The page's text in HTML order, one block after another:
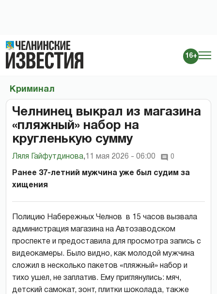
16+
Криминал
Челнинец выкрал из магазина
«пляжный» набор на
кругленькую сумму
Ляля Гайфутдинова, 11 мая 2026 - 06:00 0
Ранее 37-летний мужчина уже был судим за
хищения
Полицию Набережных Челнов в 15 часов вызвала
администрация магазина на Автозаводском
проспекте и предоставила для просмотра запись с
видеокамеры. Было видно, как молодой мужчина
сложил в несколько пакетов «пляжный» набор и
тихо ушел, не заплатив. Ему приглянулись: мяч,
детский самокат, зонт, плитки шоколада, также